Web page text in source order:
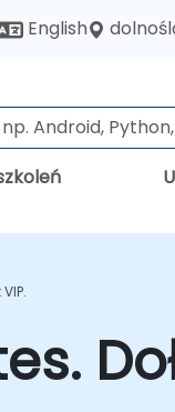
English